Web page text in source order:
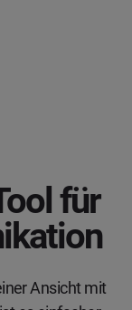
für
Ansicht mit